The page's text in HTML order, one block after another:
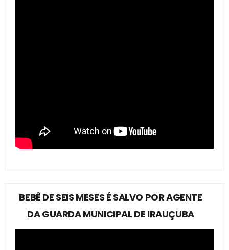
BEBÊ DE SEIS MESES É SALVO POR AGENTE
DA GUARDA MUNICIPAL DE IRAUÇUBA